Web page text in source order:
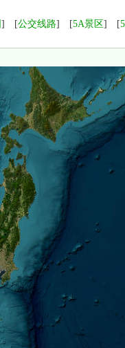
] [公交线路] [5A景区] [